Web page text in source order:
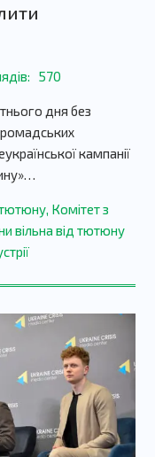
570
дня без
кампанії
, Комітет з
вільна від тютюну